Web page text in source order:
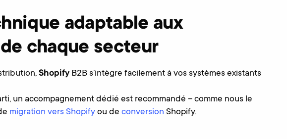
adaptable aux
chaque secteur
ShopifyB2B s’intègre facilement à vos systèmes existants
un accompagnement dédié est recommandé – comme nous le
migration vers Shopifyou de conversion Shopify.